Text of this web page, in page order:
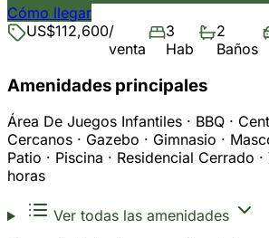
Cómo llegar
US$112,600/
venta
3
Hab
2
Baños
Amenidades principales
Área De Juegos Infantiles · BBQ ·
Cercanos · Gazebo · Gimnasio ·
Patio · Piscina · Residencial Cerrado
horas
Ver todas las amenidades